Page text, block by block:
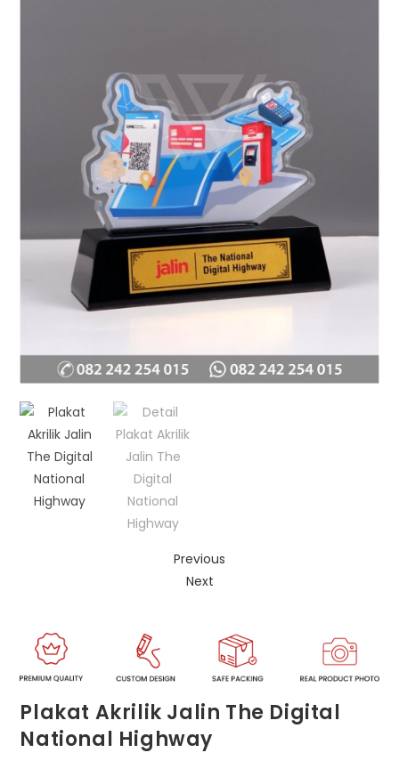
Previous
Next
Plakat Akrilik Jalin The Digital
National Highway